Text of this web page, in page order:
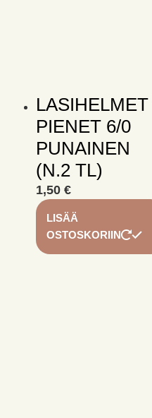
LASIHELMET
PIENET 6/0
PUNAINEN
(N.2 TL)
1,50 €
LISÄÄ
OSTOSKORIIN